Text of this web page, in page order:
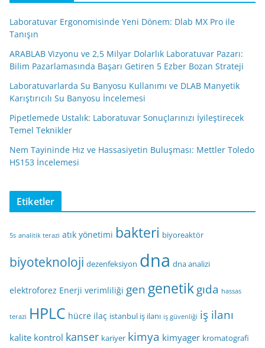
Laboratuvar Ergonomisinde Yeni Dönem: Dlab MX Pro ile
Tanışın
ARABLAB Vizyonu ve 2,5 Milyar Dolarlık Laboratuvar Pazarı:
Bilim Pazarlamasında Başarı Getiren 5 Ezber Bozan Strateji
Laboratuvarlarda Su Banyosu Kullanımı ve DLAB Manyetik
Karıştırıcılı Su Banyosu İncelemesi
Pipetlemede Ustalık: Laboratuvar Sonuçlarınızı İyileştirecek
Temel Teknikler
Nem Tayininde Hız ve Hassasiyetin Buluşması: Mettler Toledo
HS153 İncelemesi
Etiketler
5s analitik terazi atık yönetimi bakteri biyoreaktör
biyoteknoloji dezenfeksiyon dna dna analizi
elektroforez Enerji verimliliği gen genetikgıda hassas
terazi HPLC hücre ilaç istanbul iş ilanı iş güvenliği iş ilanı
kalite kontrol kanser kariyer kimya kimyager kromatografi